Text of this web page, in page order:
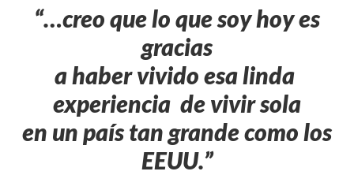
“…creo que lo que soy hoy es
gracias
a haber vivido esa linda
experiencia de vivir sola
en un país tan grande como los
EEUU.”